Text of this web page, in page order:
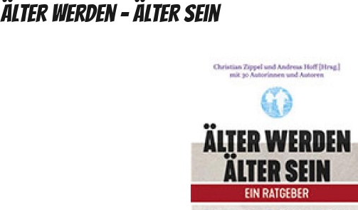
Älter werden – Älter sein